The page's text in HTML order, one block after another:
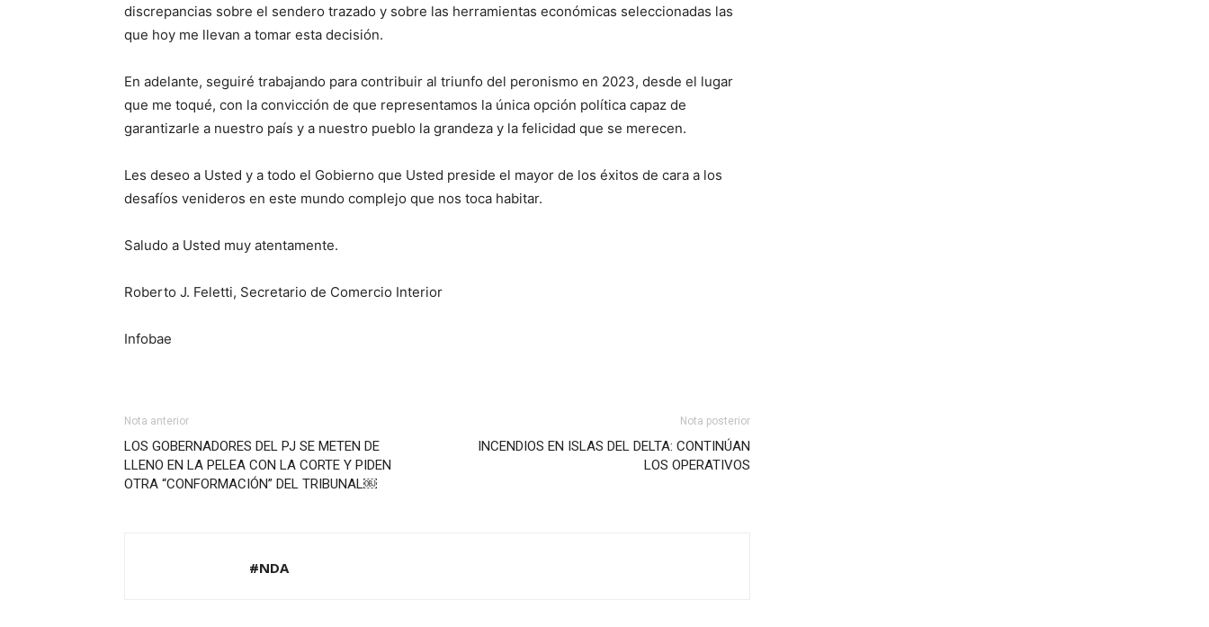
discrepancias sobre el sendero trazado y sobre las herramientas económicas seleccionadas las
que hoy me llevan a tomar esta decisión.
En adelante, seguiré trabajando para contribuir al triunfo del peronismo en 2023, desde el lugar
que me toqué, con la convicción de que representamos la única opción política capaz de
garantizarle a nuestro país y a nuestro pueblo la grandeza y la felicidad que se merecen.
Les deseo a Usted y a todo el Gobierno que Usted preside el mayor de los éxitos de cara a los
desafíos venideros en este mundo complejo que nos toca habitar.
Saludo a Usted muy atentamente.
Roberto J. Feletti, Secretario de Comercio Interior
Infobae
Nota anterior
LOS GOBERNADORES DEL PJ SE METEN DE
LLENO EN LA PELEA CON LA CORTE Y PIDEN
OTRA “CONFORMACIÓN” DEL TRIBUNAL￼
Nota posterior
INCENDIOS EN ISLAS DEL DELTA: CONTINÚAN
LOS OPERATIVOS
#NDA